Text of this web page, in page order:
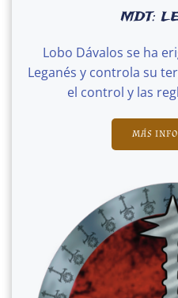
MDT:
Lobo Dávalos se ha
Leganés y controla su
el control y las
MÁS